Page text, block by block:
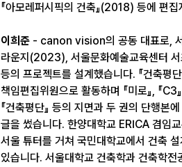
『아모레퍼시픽의 건축』(2018) 등에 편
이희준 - canon vision의 공동 대표로,
라운지(2023), 서울문화예술교육센터
등의 프로젝트를 설계했습니다. 『건축평단
책임편집위원으로 활동하며 『미로』, 『C3
『건축평단』 등의 지면과 두 권의 단행본
글을 썼습니다. 한양대학교 ERICA 겸임
서울 튜터를 거쳐 국민대학교에서 건축
있습니다. 서울대학교 건축학과 건축학전